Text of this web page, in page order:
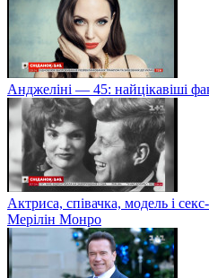
Анджеліні — 45: найцікавіші
Актриса, співачка, модель і
Мерілін Монро